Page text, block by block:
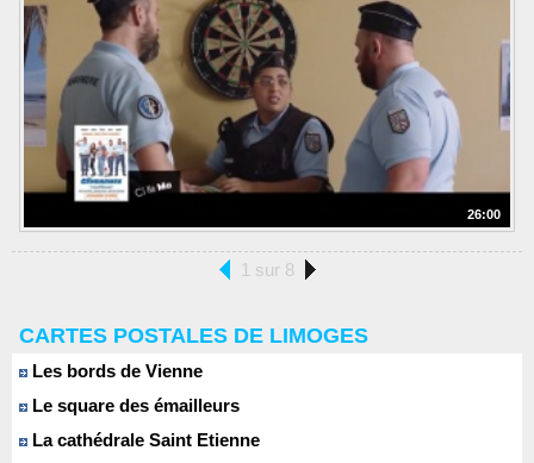
26:00
1 sur 8
CARTES POSTALES DE LIMOGES
Les bords de Vienne
Le square des émailleurs
La cathédrale Saint Etienne